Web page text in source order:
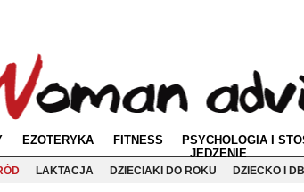
EZOTERYKA FITNESS PSYCHOLOGIA I
JEDZENIE
LAKTACJA DZIECIAKI DO ROKU DZIECKO I